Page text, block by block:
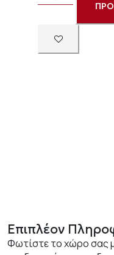
Επιπλέον
Φωτίστε το χώρο σας